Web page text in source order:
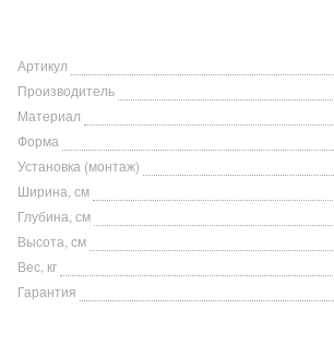
Артикул
Производитель
Материал
Форма
Установка (монтаж)
Ширина, см
Глубина, см
Высота, см
Вес, кг
Гарантия